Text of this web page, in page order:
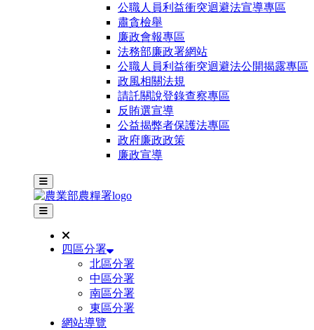
公職人員利益衝突迴避法宣導專區
肅貪檢舉
廉政會報專區
法務部廉政署網站
公職人員利益衝突迴避法公開揭露專區
政風相關法規
請託關說登錄查察專區
反賄選宣導
公益揭弊者保護法專區
政府廉政政策
廉政宣導
主選單
其他網站選單
四區分署
北區分署
中區分署
南區分署
東區分署
網站導覽